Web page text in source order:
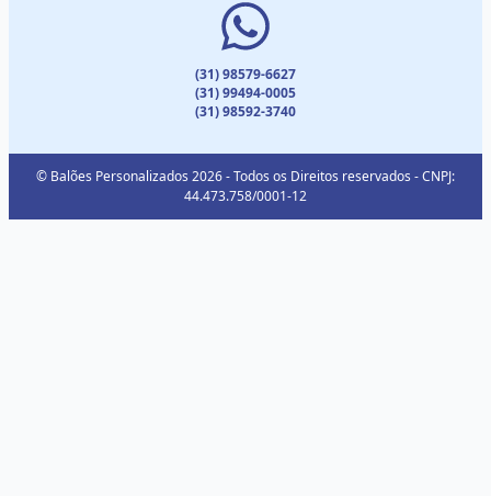
(31) 98579-6627
(31) 99494-0005
(31) 98592-3740
© Balões Personalizados 2026 - Todos os Direitos reservados - CNPJ:
44.473.758/0001-12